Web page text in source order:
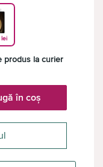
produs la curier
în coș